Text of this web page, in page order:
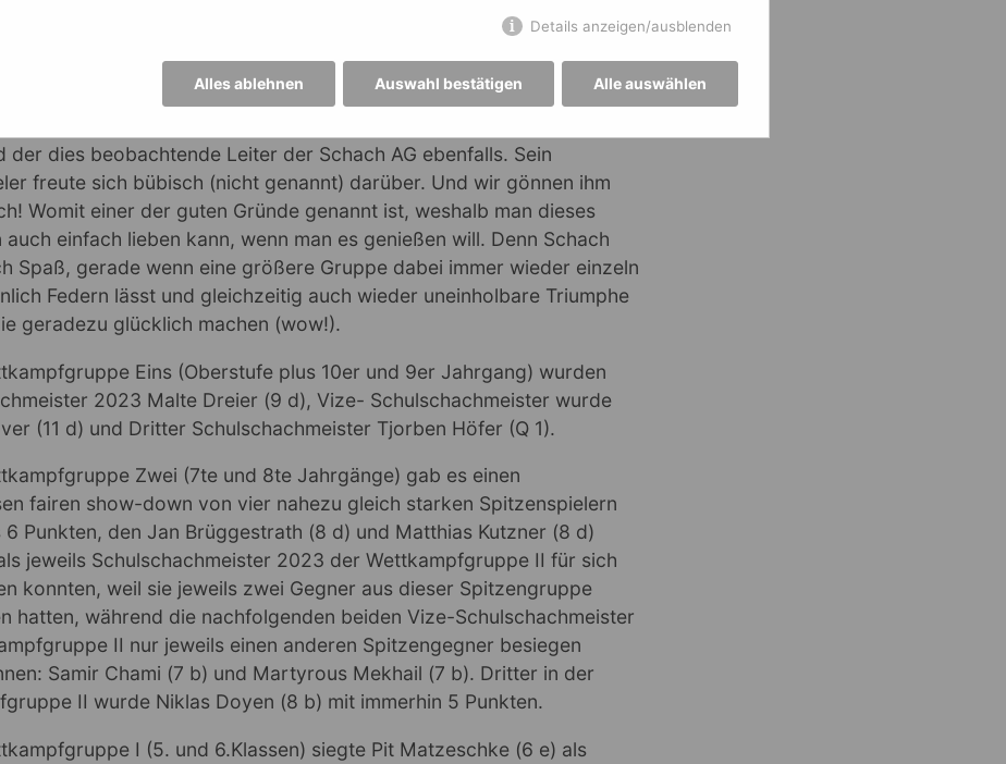
heftigen strategischen und emotional teils auch anrührenden
hochprofessionell für diese Schülerspieler ausgeführt worden waren.
genannter Schüler der 6e (James Pagel) konnte über den eigenen
seine Dame auf dem Eckfeld dem gegnerischen, allein verbliebenen
der dies beobachtende Leiter der Schach AG ebenfalls. Sein
freute sich bübisch (nicht genannt) darüber. Und wir gönnen ihm
Womit einer der guten Gründe genannt ist, weshalb man dieses
auch einfach lieben kann, wenn man es genießen will. Denn Schach
Spaß, gerade wenn eine größere Gruppe dabei immer wieder einzeln
Federn lässt und gleichzeitig auch wieder uneinholbare Triumphe
geradezu glücklich machen (wow!).
Eins (Oberstufe plus 10er und 9er Jahrgang) wurden
2023 Malte Dreier (9 d), Vize- Schulschachmeister wurde
(11 d) und Dritter Schulschachmeister Tjorben Höfer (Q 1).
Zwei (7te und 8te Jahrgänge) gab es einen
fairen show-down von vier nahezu gleich starken Spitzenspielern
6 Punkten, den Jan Brüggestrath (8 d) und Matthias Kutzner (8 d)
jeweils Schulschachmeister 2023 der Wettkampfgruppe II für sich
konnten, weil sie jeweils zwei Gegner aus dieser Spitzengruppe
hatten, während die nachfolgenden beiden Vize-Schulschachmeister
II nur jeweils einen anderen Spitzengegner besiegen
Samir Chami (7 b) und Martyrous Mekhail (7 b). Dritter in der
II wurde Niklas Doyen (8 b) mit immerhin 5 Punkten.
I (5. und 6.Klassen) siegte Pit Matzeschke (6 e) als
Details anzeigen/ausblenden
Alles ablehnen Auswahl bestätigen Alle auswählen